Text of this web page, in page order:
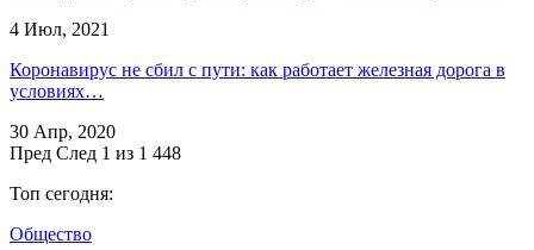
4 Июл, 2021
Коронавирус не сбил с пути: как работает железная дорога в
условиях…
30 Апр, 2020
Пред След 1 из 1 448
Топ сегодня:
Общество